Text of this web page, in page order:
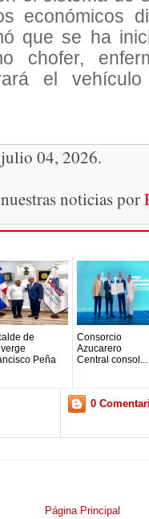
económicos
que se ha
chofer,
el
04, 2026.
noticias por
de
Peña
Consorcio
Azucarero
Central consol...
0
Página Principal